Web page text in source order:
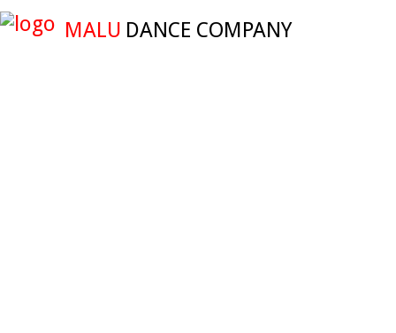
MALU DANCE COMPANY